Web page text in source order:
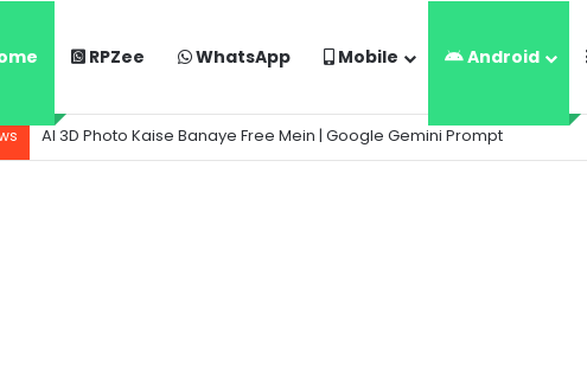
RPZee WhatsApp Mobile Android
AI 3D Photo Kaise Banaye Free Mein | Google Gemini Prompt